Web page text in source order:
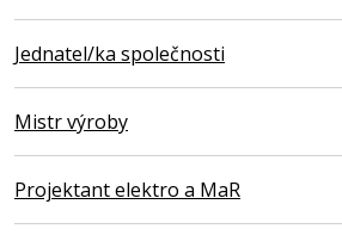
Jednatel/ka společnosti
Mistr výroby
Projektant elektro a MaR